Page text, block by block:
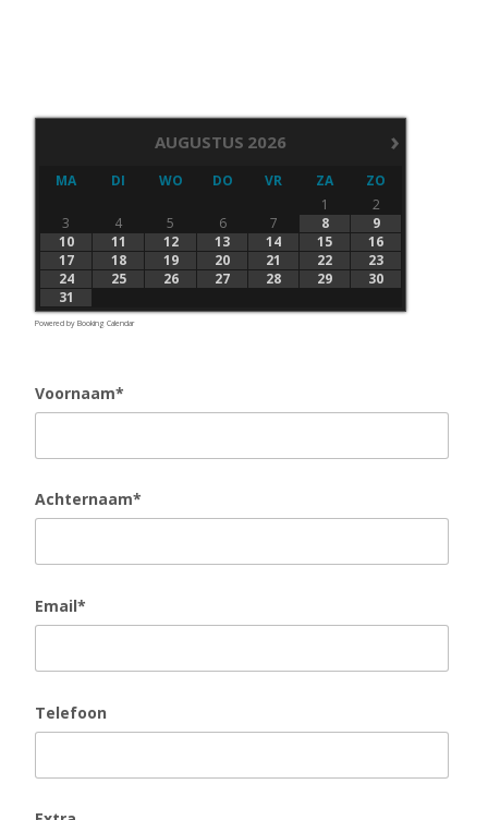
›
AUGUSTUS 2026
MA DI WO DO VR ZA
ZO
1
2
3
4 5 6 7 8
9
10
11 12 13 14 15
16
17
18 19 20 21 22
23
24
25 26 27 28 29
30
31
Powered by Booking Calendar
Voornaam*
Achternaam*
Email*
Telefoon